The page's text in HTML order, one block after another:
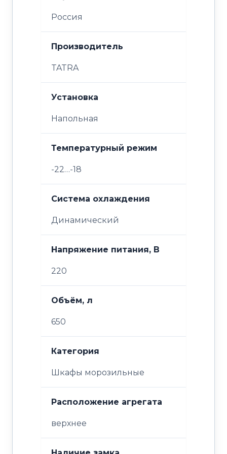
Россия
Производитель
TATRA
Установка
Напольная
Температурный режим
-22…-18
Система охлаждения
Динамический
Напряжение питания, В
220
Объём, л
650
Категория
Шкафы морозильные
Расположение агрегата
верхнее